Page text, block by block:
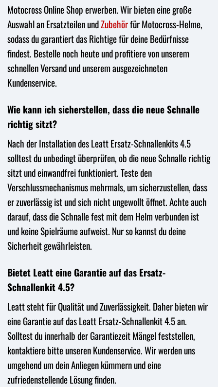
Motocross Online Shop erwerben. Wir bieten eine große
Auswahl an Ersatzteilen undZubehörfür Motocross-Helme,
sodass du garantiert das Richtige für deine Bedürfnisse
findest. Bestelle noch heute und profitiere von unserem
schnellen Versand und unserem ausgezeichneten
Kundenservice.
Wie kann ich sicherstellen, dass die neue Schnalle
richtig sitzt?
Nach der Installation des Leatt Ersatz-Schnallenkits 4.5
solltest du unbedingt überprüfen, ob die neue Schnalle richtig
sitzt und einwandfrei funktioniert. Teste den
Verschlussmechanismus mehrmals, um sicherzustellen, dass
er zuverlässig ist und sich nicht ungewollt öffnet. Achte auch
darauf, dass die Schnalle fest mit dem Helm verbunden ist
und keine Spielräume aufweist. Nur so kannst du deine
Sicherheit gewährleisten.
Bietet Leatt eine Garantie auf das Ersatz-
Schnallenkit 4.5?
Leatt steht für Qualität und Zuverlässigkeit. Daher bieten wir
eine Garantie auf das Leatt Ersatz-Schnallenkit 4.5 an.
Solltest du innerhalb der Garantiezeit Mängel feststellen,
kontaktiere bitte unseren Kundenservice. Wir werden uns
umgehend um dein Anliegen kümmern und eine
zufriedenstellende Lösung finden.